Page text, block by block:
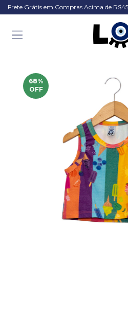
Frete Grátis em Compras Acima de
68%
OFF